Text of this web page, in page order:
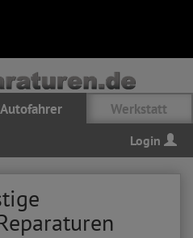
Autofahrer Werkstatt
Login